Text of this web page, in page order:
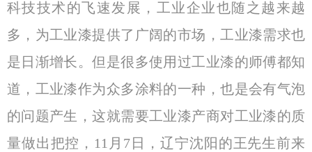
科技技术的飞速发展，工业企业也随之越来越
多，为工业漆提供了广阔的市场，工业漆需求也
是日渐增长。但是很多使用过工业漆的师傅都知
道，工业漆作为众多涂料的一种，也是会有气泡
的问题产生，这就需要工业漆产商对工业漆的质
量做出把控，11月7日，辽宁沈阳的王先生前来